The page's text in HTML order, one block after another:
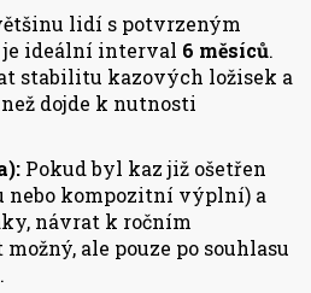
lidí s potvrzeným
ideální interval 6 měsíců.
stabilitu kazových ložisek a
dojde k nutnosti
Pokud byl kaz již ošetřen
nebo kompozitní výplní) a
návrat k ročním
ale pouze po souhlasu